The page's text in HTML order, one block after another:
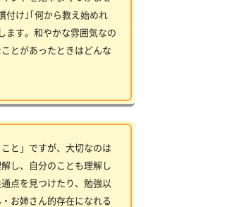
付け｣｢何から教え始めれ
ます。和やかな雰囲気なの
とがあったときはどんな
と」ですが、大切なのは
し、自分のことも理解し
点を見つけたり、勉強以
お姉さん的存在になれる